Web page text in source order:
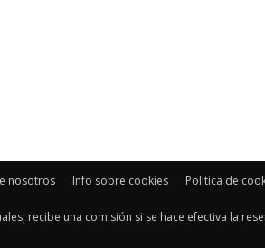
nosotros Info sobre cookies Política de
recibe una comisión si se hace efectiva la